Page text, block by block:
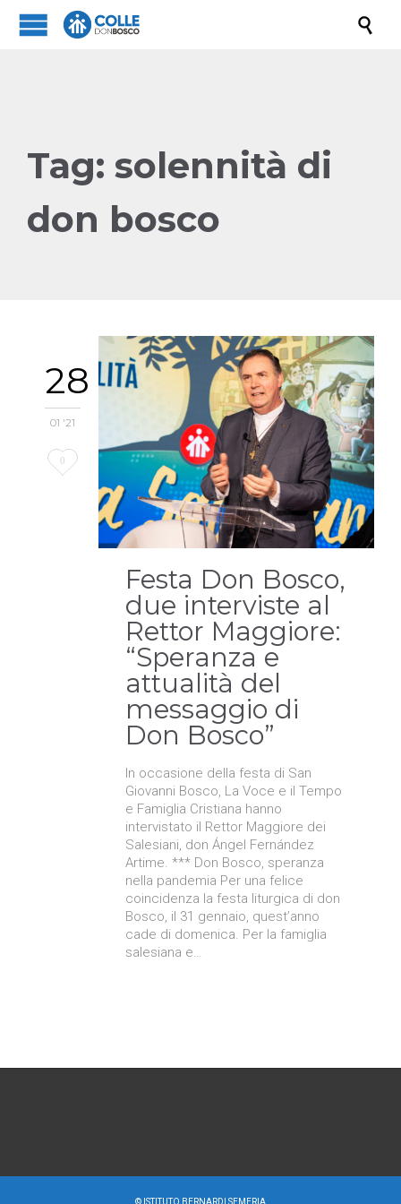

Tag: solennità di
don bosco
28
01 '21
Love
0
Festa Don Bosco,
due interviste al
Rettor Maggiore:
“Speranza e
attualità del
messaggio di
Don Bosco”
In occasione della festa di San
Giovanni Bosco, La Voce e il Tempo
e Famiglia Cristiana hanno
intervistato il Rettor Maggiore dei
Salesiani, don Ángel Fernández
Artime. *** Don Bosco, speranza
nella pandemia Per una felice
coincidenza la festa liturgica di don
Bosco, il 31 gennaio, quest’anno
cade di domenica. Per la famiglia
salesiana e…
© ISTITUTO BERNARDI SEMERIA